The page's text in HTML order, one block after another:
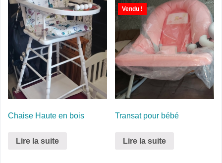
Chaise Haute en bois
Lire la suite
Vendu !
Transat pour bébé
Lire la suite